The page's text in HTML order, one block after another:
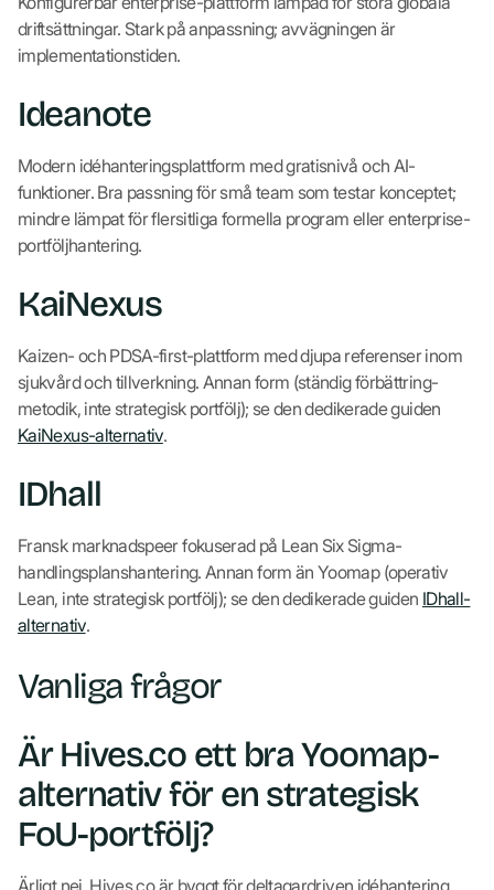
driftsättningar. Stark på anpassning; avvägningen är
implementationstiden.
Ideanote
Modern idéhanteringsplattform med gratisnivå och AI-
funktioner. Bra passning för små team som testar konceptet;
mindre lämpat för flersitliga formella program eller enterprise-
portföljhantering.
KaiNexus
Kaizen- och PDSA-first-plattform med djupa referenser inom
sjukvård och tillverkning. Annan form (ständig förbättring-
metodik, inte strategisk portfölj); se den dedikerade guiden
KaiNexus-alternativ.
IDhall
Fransk marknadspeer fokuserad på Lean Six Sigma-
handlingsplanshantering. Annan form än Yoomap (operativ
Lean, inte strategisk portfölj); se den dedikerade guiden IDhall-
alternativ.
Vanliga frågor
Är Hives.co ett bra Yoomap-
alternativ för en strategisk
FoU-portfölj?
Ärligt nej. Hives.co är byggt för deltagardriven idéhantering